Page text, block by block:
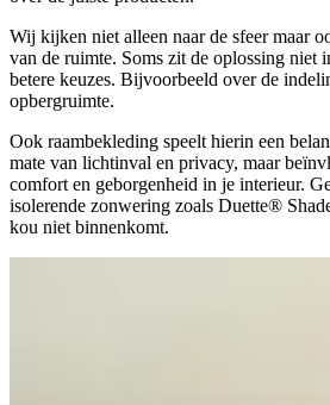
Wij kijken niet alleen naar de sfeer maar
van de ruimte. Soms zit de oplossing niet
betere keuzes. Bijvoorbeeld over de
opbergruimte.
Ook raambekleding speelt hierin een
mate van lichtinval en privacy, maar
comfort en geborgenheid in je interieur.
isolerende zonwering zoals Duette®
kou niet binnenkomt.